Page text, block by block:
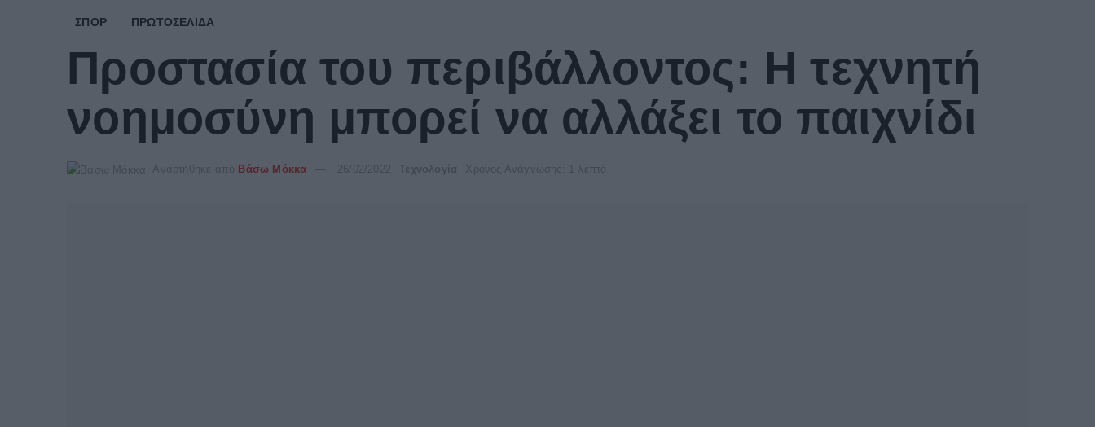
ΣΠΟΡ ΠΡΩΤΟΣΈΛΙΔΑ
Προστασία του περιβάλλοντος: Η τεχνητή
νοημοσύνη μπορεί να αλλάξει το παιχνίδι
Αναρτήθηκε από Βάσω Μόκκα 26/02/2022 Τεχνολογία Χρόνος Ανάγνωσης: 1 λεπτό